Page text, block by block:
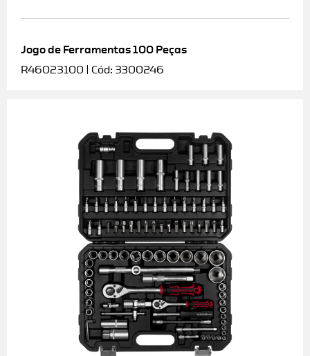
Jogo de Ferramentas 100 Peças
R46023100 | Cód: 3300246